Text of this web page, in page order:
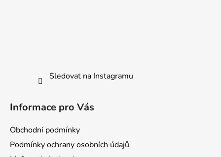
Sledovat na Instagramu
Informace pro Vás
Obchodní podmínky
Podmínky ochrany osobních údajů